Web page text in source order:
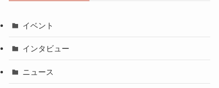
イベント
インタビュー
ニュース